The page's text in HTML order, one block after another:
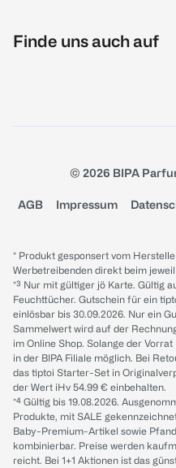
Finde uns auch auf
© 2026 BIPA
AGB Impressum
* Produkt gesponsert vom
Werbetreibenden direkt beim
*³ Nur mit gültiger jö Karte. Gültig
Feuchttücher. Gutschein für ein
einlösbar bis 30.09.2026. Nur ein
Sammelwert wird auf der
im Online Shop. Solange der
in der BIPA Filiale möglich. Bei
das tiptoi Starter-Set in
der Wert iHv 54.99 € einbehalten.
*⁴ Gültig bis 19.08.2026.
Produkte, mit SALE
Baby-Premium-Artikel sowie
kombinierbar. Preise werden
reicht. Bei 1+1 Aktionen ist das